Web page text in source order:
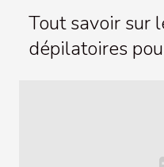
Tout savoir sur
dépilatoires